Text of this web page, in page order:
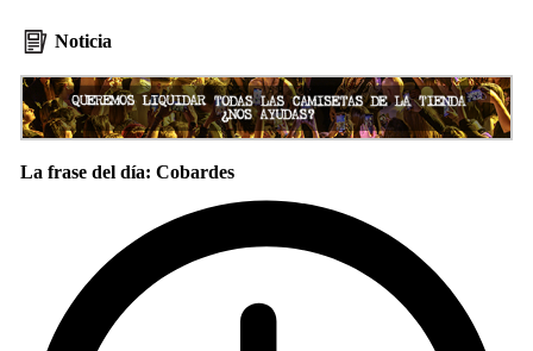
Noticia
La frase del día: Cobardes